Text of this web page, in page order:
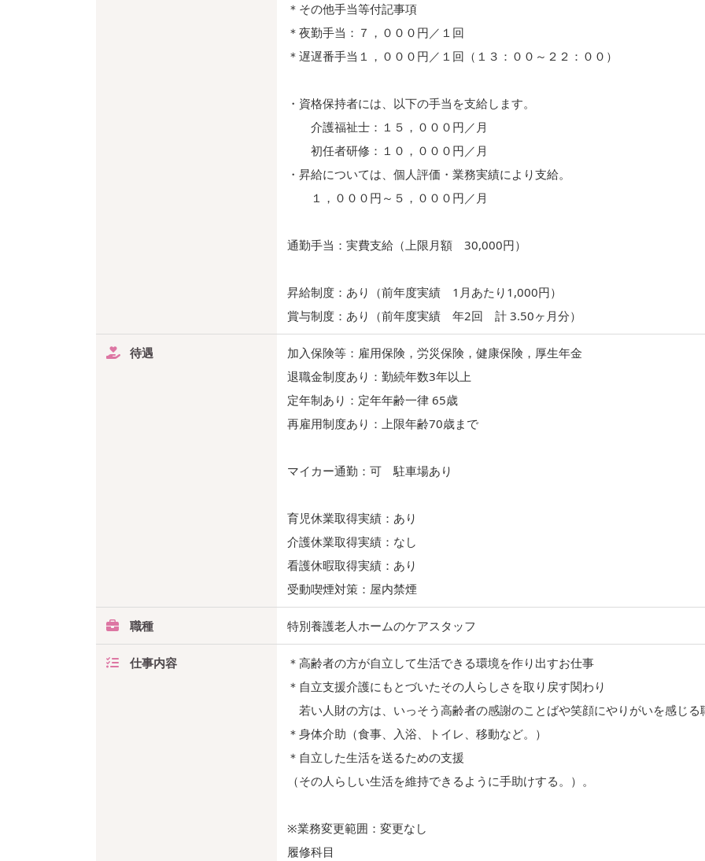
＊その他手当等付記事項
＊夜勤手当：７，０００円／１回
＊遅遅番手当１，０００円／１回（１３：００～２２：００）
・資格保持者には、以下の手当を支給します。
介護福祉士：１５，０００円／月
初任者研修：１０，０００円／月
・昇給については、個人評価・業務実績により支給。
１，０００円～５，０００円／月
通勤手当：実費支給（上限月額 30,000円）
昇給制度：あり（前年度実績 1月あたり1,000円）
賞与制度：あり（前年度実績 年2回 計 3.50ヶ月分）
待遇
加入保険等：雇用保険，労災保険，健康保険，厚生年金
退職金制度あり：勤続年数3年以上
定年制あり：定年年齢一律 65歳
再雇用制度あり：上限年齢70歳まで
マイカー通勤：可 駐車場あり
育児休業取得実績：あり
介護休業取得実績：なし
看護休暇取得実績：あり
受動喫煙対策：屋内禁煙
職種 特別養護老人ホームのケアスタッフ
仕事内容
＊高齢者の方が自立して生活できる環境を作り出すお仕事
＊自立支援介護にもとづいたその人らしさを取り戻す関わり
若い人財の方は、いっそう高齢者の感謝のことばや笑顔にやりがいを感じる
＊身体介助（食事、入浴、トイレ、移動など。）
＊自立した生活を送るための支援
（その人らしい生活を維持できるように手助けする。）。
※業務変更範囲：変更なし
履修科目